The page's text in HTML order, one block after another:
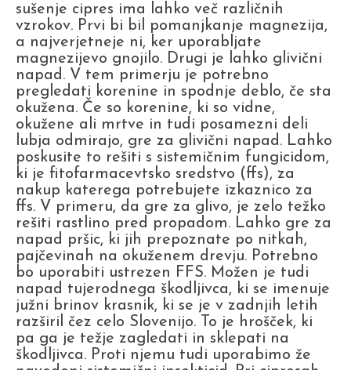
sušenje cipres ima lahko več različnih
vzrokov. Prvi bi bil pomanjkanje magnezija,
a najverjetneje ni, ker uporabljate
magnezijevo gnojilo. Drugi je lahko glivični
napad. V tem primerju je potrebno
pregledati korenine in spodnje deblo, če sta
okužena. Če so korenine, ki so vidne,
okužene ali mrtve in tudi posamezni deli
lubja odmirajo, gre za glivični napad. Lahko
poskusite to rešiti s sistemičnim fungicidom,
ki je fitofarmacevtsko sredstvo (ffs), za
nakup katerega potrebujete izkaznico za
ffs. V primeru, da gre za glivo, je zelo težko
rešiti rastlino pred propadom. Lahko gre za
napad pršic, ki jih prepoznate po nitkah,
pajčevinah na okuženem drevju. Potrebno
bo uporabiti ustrezen FFS. Možen je tudi
napad tujerodnega škodljivca, ki se imenuje
južni brinov krasnik, ki se je v zadnjih letih
razširil čez celo Slovenijo. To je hrošček, ki
pa ga je težje zagledati in sklepati na
škodljivca. Proti njemu tudi uporabimo že